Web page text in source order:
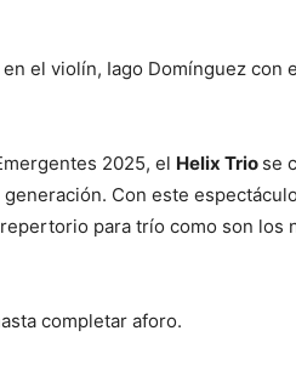
el violín, Iago Domínguez con
2025, el Helix Trio se
Con este
para trío como son los
completar aforo.